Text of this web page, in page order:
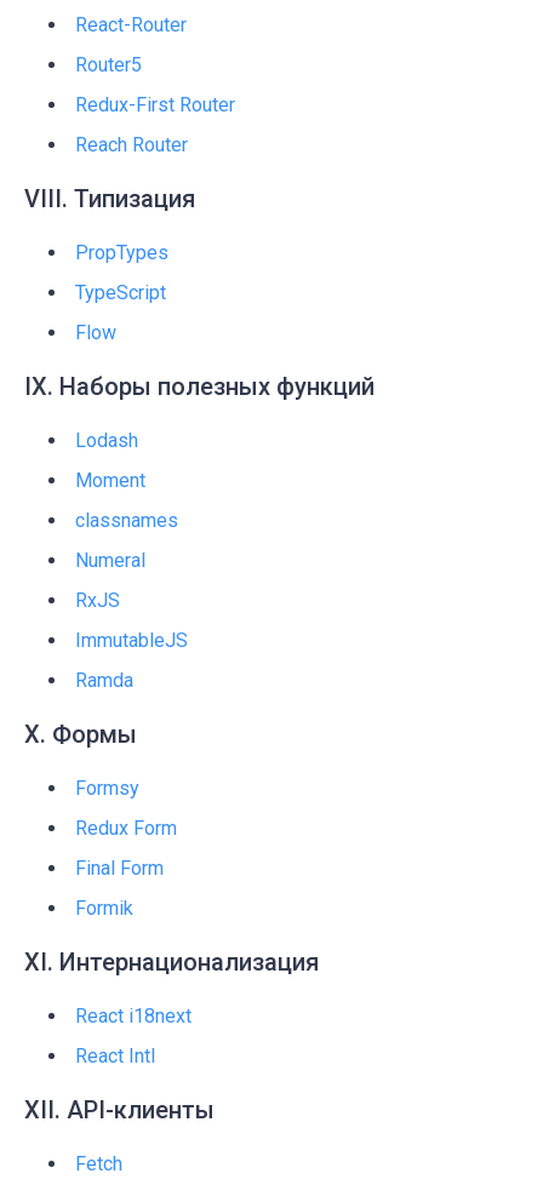
React-Router
Router5
Redux-First Router
Reach Router
VIII. Типизация
PropTypes
TypeScript
Flow
IX. Наборы полезных функций
Lodash
Moment
classnames
Numeral
RxJS
ImmutableJS
Ramda
X. Формы
Formsy
Redux Form
Final Form
Formik
XI. Интернационализация
React i18next
React Intl
XII. API-клиенты
Fetch